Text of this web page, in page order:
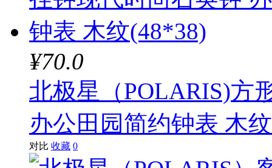
¥70.0
北极星（POLARIS)方
办公田园简约钟表 木
对比 收藏 0